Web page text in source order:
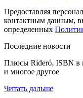
Предоставляя
контактным данным,
определенных
Последние новости
Плюсы Rideró, ISBN в
и многое другое
Читать дальше